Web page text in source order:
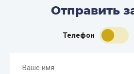
Отправить
Телефон